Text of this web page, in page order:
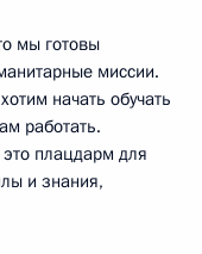
мы готовы
миссии.
начать обучать
работать.
плацдарм для
и знания,